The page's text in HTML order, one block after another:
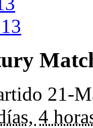
21-
4